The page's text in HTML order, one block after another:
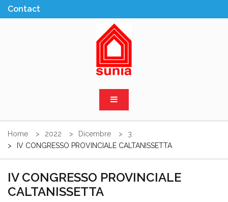
Skip
to
Home 2022 Dicembre
3
IV CONGRESSO PROVINCIALE CALTANISSETTA
IV CONGRESSO PROVINCIALE
CALTANISSETTA